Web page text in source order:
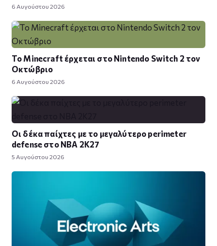
6 Αυγούστου 2026
Το Minecraft έρχεται στο Nintendo Switch 2 τον
Οκτώβριο
6 Αυγούστου 2026
Οι δέκα παίχτες με το μεγαλύτερο perimeter
defense στο NBA 2K27
5 Αυγούστου 2026